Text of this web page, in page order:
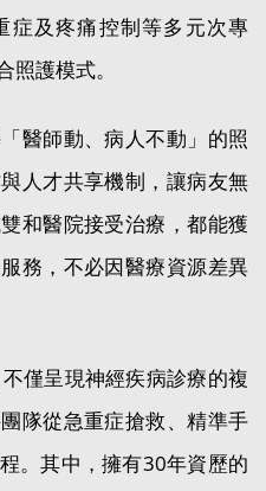
症及疼痛控制等多元次專
護模式。
醫師動、病人不動」的照
人才共享機制，讓病友無
和醫院接受治療，都能獲
務，不必因醫療資源差異
僅呈現神經疾病診療的複
隊從急重症搶救、精準手
。其中，擁有30年資歷的